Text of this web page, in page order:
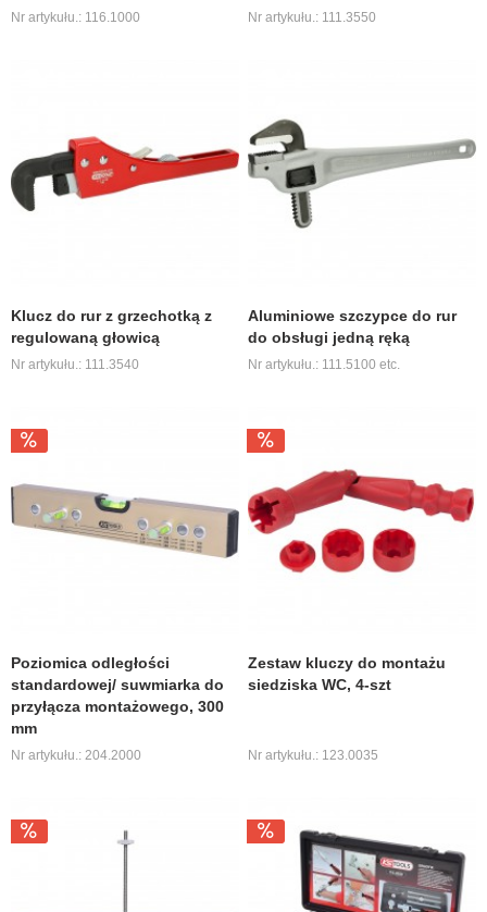
Nr artykułu.: 116.1000 Nr artykułu.: 111.3550
Klucz do rur z grzechotką z
regulowaną głowicą
Nr artykułu.: 111.3540
Aluminiowe szczypce do rur
do obsługi jedną ręką
Nr artykułu.: 111.5100 etc.
Poziomica odległości
standardowej/ suwmiarka do
przyłącza montażowego, 300
mm
Nr artykułu.: 204.2000
Zestaw kluczy do montażu
siedziska WC, 4-szt
Nr artykułu.: 123.0035